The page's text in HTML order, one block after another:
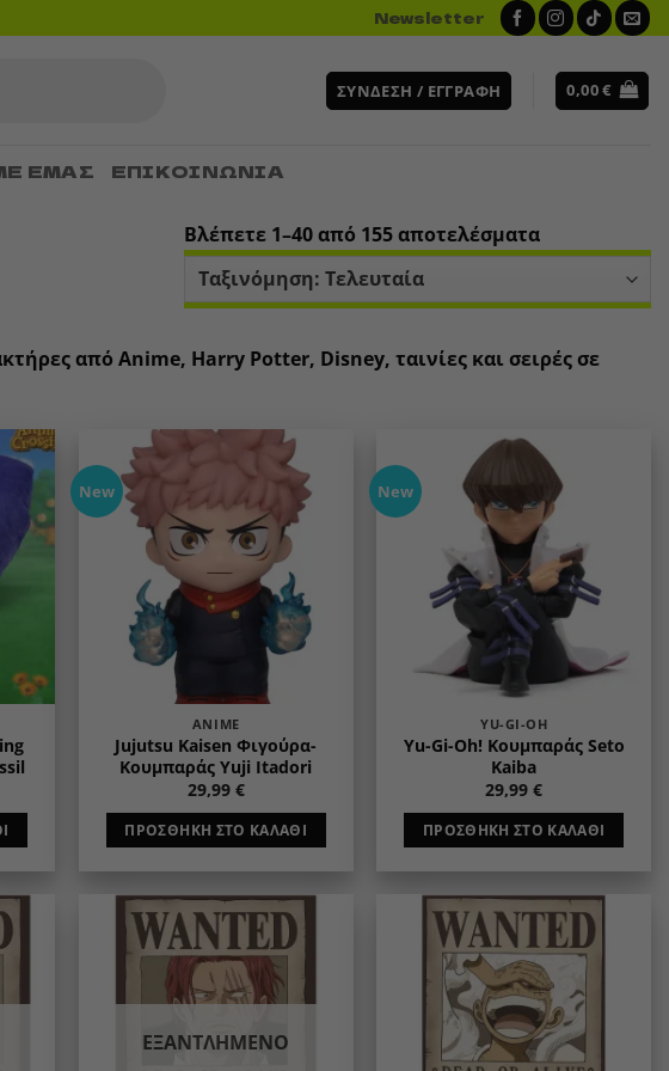
Newsletter
ΣΎΝΔΕΣΗ / ΕΓΓΡΑΦΉ 0,00€
ΕΜΆΣ ΕΠΙΚΟΙΝΩΝΙΑ
Βλέπετε 1–40 από 155 αποτελέσματαSorted
by
από Anime, Harry Potter, Disney, ταινίες και σειρές σε
New
Add to
wishlist
ANIME
Jujutsu Kaisen Φιγούρα-
Κουμπαράς Yuji Itadori
29,99 €
ΠΡΟΣΘΉΚΗ ΣΤΟ ΚΑΛΆΘΙ
New
YU-GI-OH
Yu-Gi-Oh! Κουμπαράς Seto
Kaiba
29,99€
ΠΡΟΣΘΉΚΗ ΣΤΟ ΚΑΛΆΘΙ
to
Add to
wishlist
ΕΞΑΝΤΛΗΜΈΝΟ
Add to